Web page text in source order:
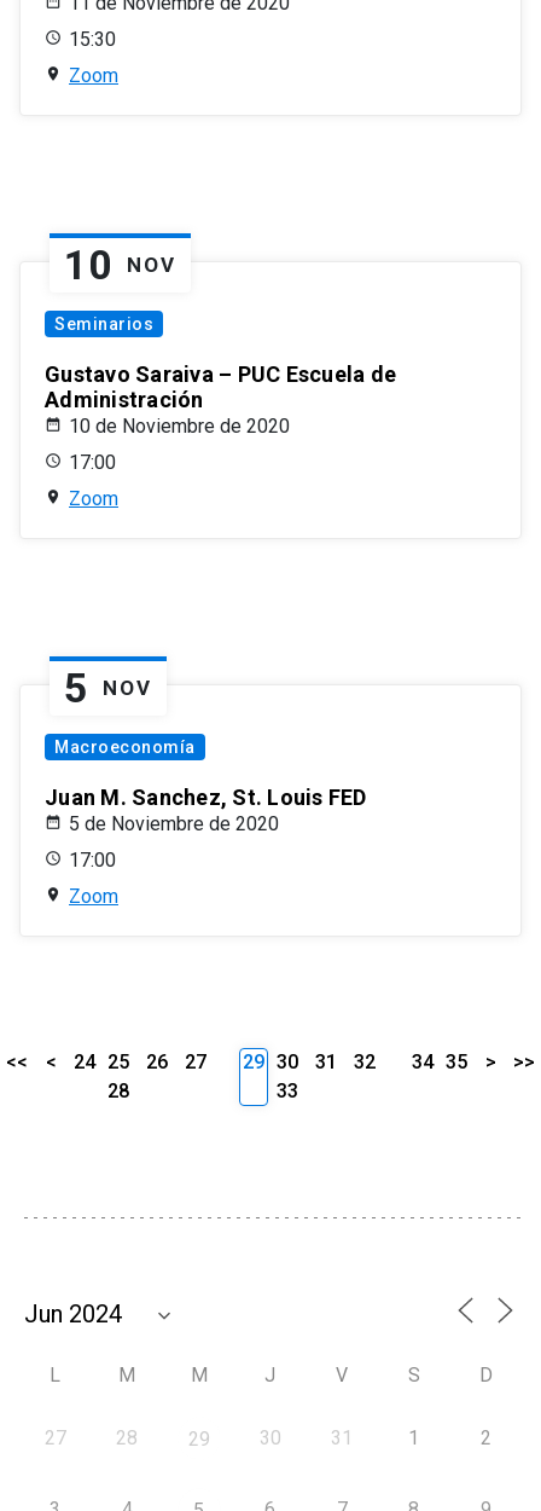
15:30
Zoom
10 NOV
Seminarios
Gustavo Saraiva – PUC Escuela de
Administración
10 de Noviembre de 2020
17:00
Zoom
5 NOV
Macroeconomía
Juan M. Sanchez, St. Louis FED
5 de Noviembre de 2020
17:00
Zoom
<< < 24 25 26
27
28
29 30 31
32
33
34 35 > >>
L M M J V S D
27 28 29 30 31 1 2